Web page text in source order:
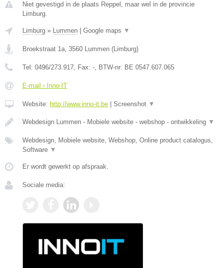
Niet gevestigd in de plaats Reppel, maar wel in de provincie
Limburg.
Limburg » Lummen Google maps ▼
Broekstraat 1a, 3560 Lummen (Limburg)
Tel: 0496/273.917, Fax: -, BTW-nr: BE 0547.607.065
E-mail › Inno-IT
Website: http://www.inno-it.be Screenshot ▼
Webdesign Lummen - Mobiele website - webshop - ontwikkeling ▼
Webdesign, Mobiele website, Webshop, Online product catalogus,
Software ▼
Er wordt gewerkt op afspraak.
Sociale media: